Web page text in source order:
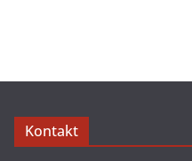
Kontakt